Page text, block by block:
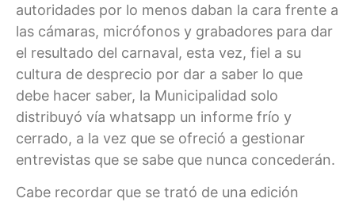
autoridades por lo menos daban la cara frente a
las cámaras, micrófonos y grabadores para dar
el resultado del carnaval, esta vez, fiel a su
cultura de desprecio por dar a saber lo que
debe hacer saber, la Municipalidad solo
distribuyó vía whatsapp un informe frío y
cerrado, a la vez que se ofreció a gestionar
entrevistas que se sabe que nunca concederán.
Cabe recordar que se trató de una edición